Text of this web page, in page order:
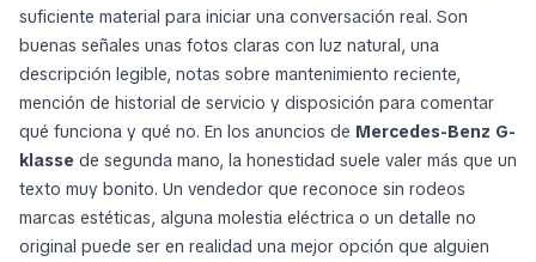
suficiente material para iniciar una conversación real. Son
buenas señales unas fotos claras con luz natural, una
descripción legible, notas sobre mantenimiento reciente,
mención de historial de servicio y disposición para comentar
qué funciona y qué no. En los anuncios de Mercedes-Benz G-
klasse de segunda mano, la honestidad suele valer más que un
texto muy bonito. Un vendedor que reconoce sin rodeos
marcas estéticas, alguna molestia eléctrica o un detalle no
original puede ser en realidad una mejor opción que alguien